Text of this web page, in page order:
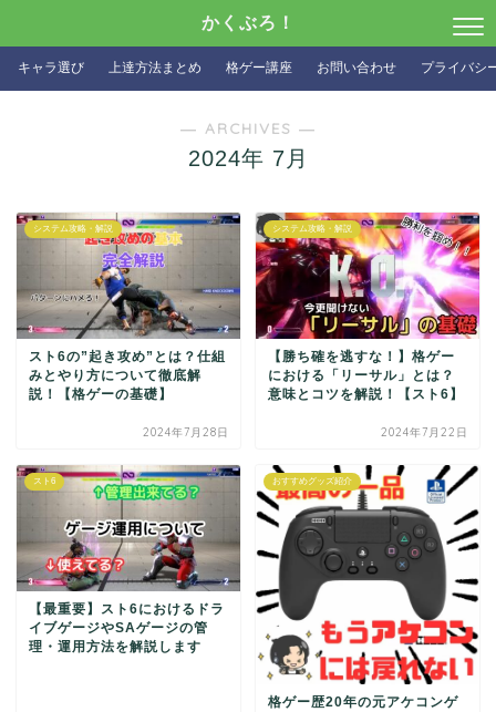
かくぶろ！
キャラ選び 上達方法まとめ 格ゲー講座 お問い合わせ プライバシ
― ARCHIVES ―
2024年 7月
システム攻略・解説
スト6の”起き攻め”とは？仕組
みとやり方について徹底解
説！【格ゲーの基礎】
2024年7月28日
システム攻略・解説
【勝ち確を逃すな！】格ゲー
における「リーサル」とは？
意味とコツを解説！【スト6】
2024年7月22日
スト6
【最重要】スト6におけるドラ
イブゲージやSAゲージの管
理・運用方法を解説します
おすすめグッズ紹介
格ゲー歴20年の元アケコンゲ